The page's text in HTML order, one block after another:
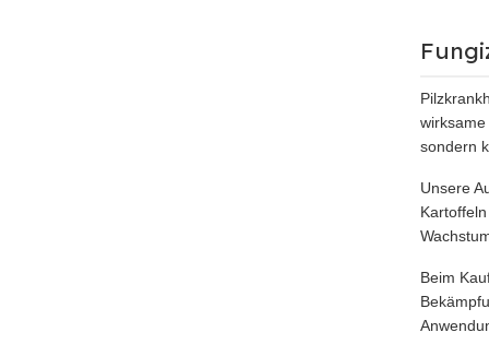
sondern
Unsere
Beim